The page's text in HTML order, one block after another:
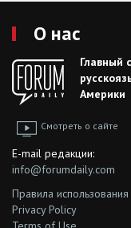
О нас
Главный
Америки
Смотреть о сайте
E-mail редакции:
info@forumdaily.com
Правила
Privacy Policy